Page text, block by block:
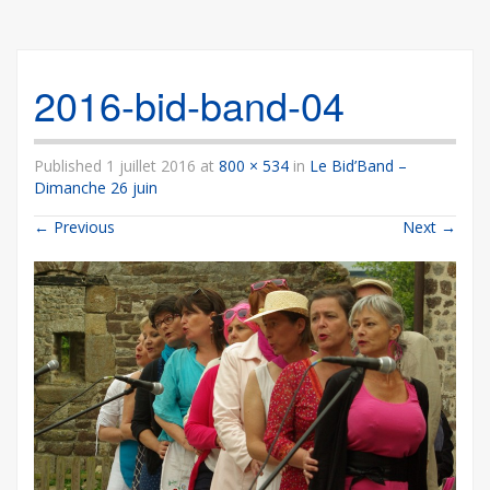
2016-bid-band-04
Published 1 juillet 2016 at 800 × 534 in Le Bid’Band –
Dimanche 26 juin
← Previous Next →